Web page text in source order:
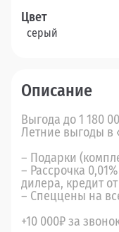
Цвет
серый
Описание
Выгода до 1 180
Летние выгоды в
– Подарки
– Рассрочка
дилера, кредит
– Спеццены на
+10 000₽ за